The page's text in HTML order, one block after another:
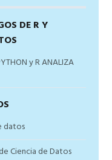
DE R Y
y R ANALIZA
datos
Ciencia de Datos